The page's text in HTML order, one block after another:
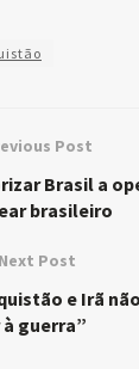
Post
Brasil a
brasileiro
Next Post
e Irã
à guerra”